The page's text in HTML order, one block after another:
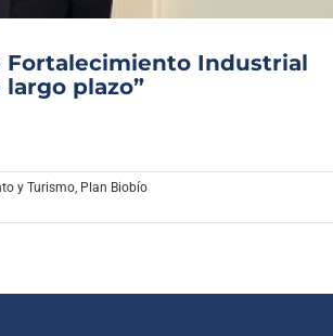
Fortalecimiento Industrial
plazo”
y Turismo Plan Biobío